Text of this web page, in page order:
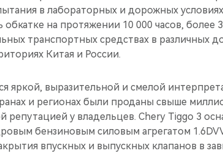
в лабораторных и дорожных
обкатке на протяжении 10 000 часов, более
транспортных средствах в различных
Китая и России.
яркой, выразительной и смелой
и регионах были проданы свыше
репутацией у владельцев. Chery Tiggo 3
бензиновым силовым агрегатом
впускных и выпускных клапанов в